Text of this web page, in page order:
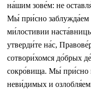
на́шим зове́м: не
Мы́ при́сно заблужда́ем
ми́лостивии
утверди́те на́с,
сотвори́хомся до́брых
сокро́вища. Мы́ при́сно
неви́димых и